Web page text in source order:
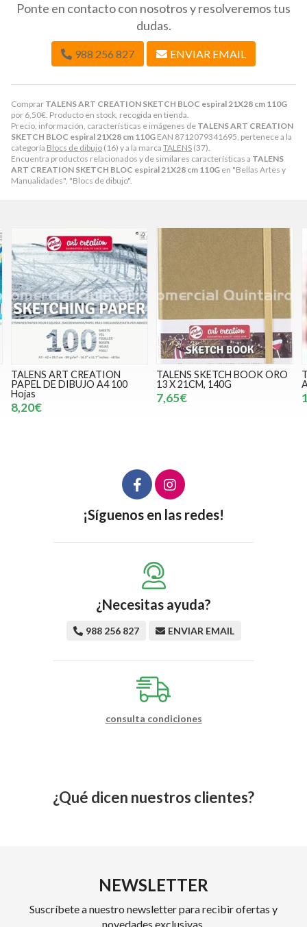
Comprar TALENS ART CREATION SKETCH BLOC espiral 21X28 cm 110G
por 6,50€. Producto en stock, recogida en tienda.
Precio, información, características e imágenes de TALENS ART CREATION
SKETCH BLOC espiral 21X28 cm 110G EAN 8712079341695, pertenece a la
categoría Blocs de dibujo (16) y a la marca TALENS (37).
Encuentra productos relacionados y de similares características a TALENS
ART CREATION SKETCH BLOC espiral 21X28 cm 110G en "Bellas Artes y
Manualidades", "Blocs de dibujo".
Ponte en contacto con nosotros y resolveremos tus
dudas.
988 256 827 ENVIAR EMAIL
TALENS ART CREATION
PAPEL DE DIBUJO A4 100
Hojas
8,20€
TALENS SKETCH BOOK ORO
13 X 21CM, 140G
7,65€
¡Síguenos en las redes!
¿Necesitas ayuda?
988 256 827 ENVIAR EMAIL
consulta condiciones
¿Qué dicen nuestros clientes?
NEWSLETTER
Suscríbete a nuestro newsletter para recibir ofertas y
novedades exclusivas.